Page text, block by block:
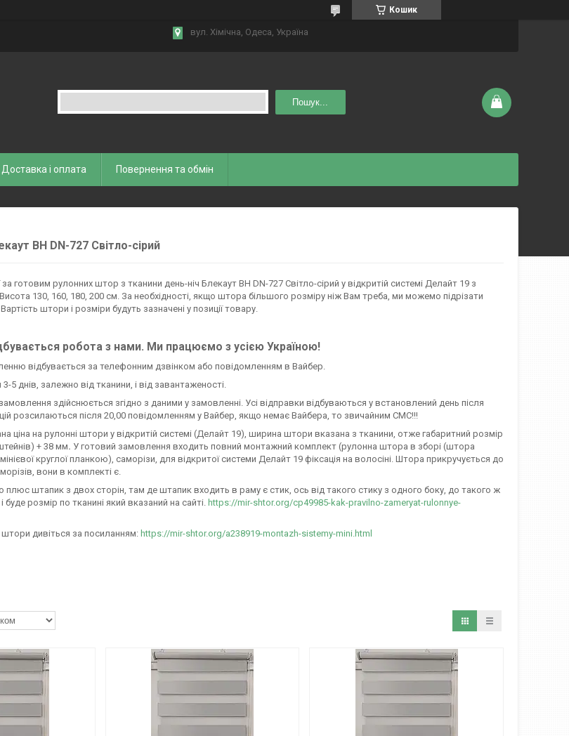
Кошик
вул. Хiмiчна, Одеса, Україна
Пошук...
Доставка і оплата Повернення та обмiн
ВН DN-727 Світло-сірий
за готовим рулонних штор з тканини день-ніч Блекаут ВН DN-727 Світло-сірий у відкритій системі Делайт 19 з
Висота 130, 160, 180, 200 см. За необхідності, якщо штора більшого розміру ніж Вам треба, ми можемо підрізати
штори і розміри будуть зазначені у позиції товару.
робота з нами. Ми працюємо з усією Україною!
відбувається за телефонним дзвінком або повідомленням в Вайбер.
5 днів, залежно від тканини, і від завантаженості.
здійснюється згідно з даними у замовленні. Усі відправки відбуваються у встановлений день після
розсилаються після 20,00 повідомленням у Вайбер, якщо немає Вайбера, то звичайним СМС!!!
ціна на рулонні штори у відкритій системі (Делайт 19), ширина штори вказана з тканини, отже габаритний розмір
+ 38 мм. У готовий замовлення входить повний монтажний комплект (рулонна штора в зборі (штора
круглої планкою), саморізи, для відкритої системи Делайт 19 фіксація на волосіні. Штора прикручується до
вони в комплекті є.
плюс штапик з двох сторін, там де штапик входить в раму є стик, ось від такого стику з одного боку, до такого ж
буде розмір по тканині який вказаний на сайті. https://mir-shtor.org/cp49985-kak-pravilno-zameryat-rulonnye-
дивіться за посиланням: https://mir-shtor.org/a238919-montazh-sistemy-mini.html